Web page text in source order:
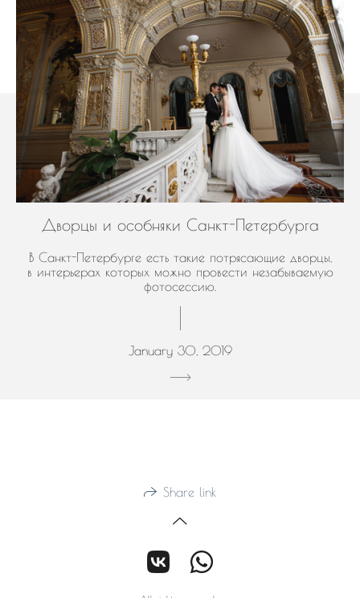
Дворцы и особняки Санкт-Петербурга
В Санкт-Петербурге есть такие потрясающие дворцы,
в интерьерах которых можно провести незабываемую
фотосессию.
January 30, 2019
Share link